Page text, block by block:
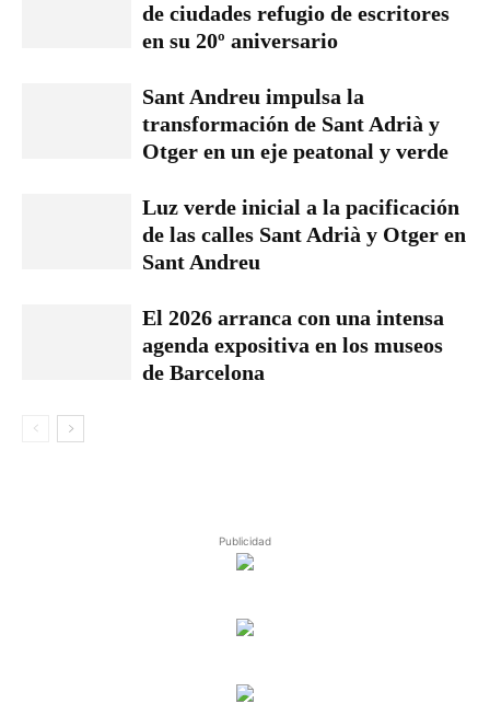
de ciudades refugio de escritores
en su 20º aniversario
Sant Andreu impulsa la
transformación de Sant Adrià y
Otger en un eje peatonal y verde
Luz verde inicial a la pacificación
de las calles Sant Adrià y Otger en
Sant Andreu
El 2026 arranca con una intensa
agenda expositiva en los museos
de Barcelona
Publicidad